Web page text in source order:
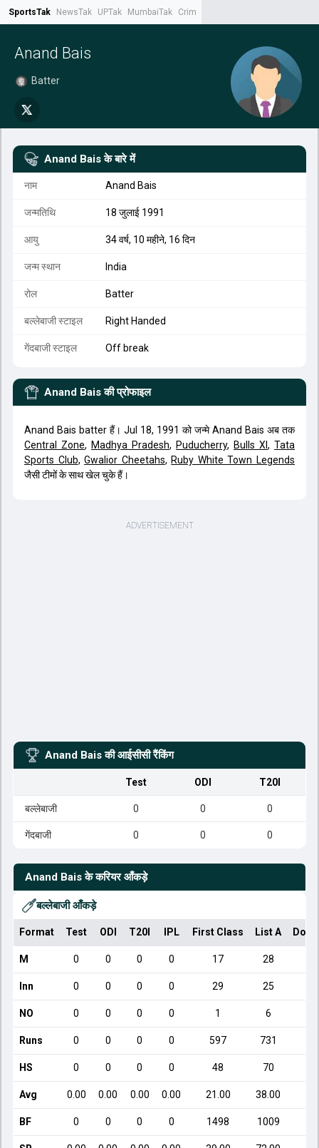
SportsTak NewsTak UPTak MumbaiTak CrimeTak
Anand Bais
Batter
Anand Bais के बारे में
नाम Anand Bais
जन्मतिथि 18 जुलाई 1991
आयु 34 वर्ष, 10 महीने, 16 दिन
जन्म स्थान India
रोल Batter
बल्लेबाजी स्टाइल Right Handed
गेंदबाजी स्टाइल Off break
Anand Bais की प्रोफाइल
Anand Bais batter हैं। Jul 18, 1991 को जन्मे Anand Bais अब तक
Central Zone, Madhya Pradesh, Puducherry, Bulls XI , Tata
Sports Club,Gwalior Cheetahs, Ruby White Town Legends
जैसी टीमों के साथ खेल चुके हैं।
Anand Bais की आईसीसी रैंकिंग
Test ODI T20I
बल्लेबाजी 0 0 0
गेंदबाजी 0 0 0
Anand Bais के करियर आँकड़े
बल्लेबाजी आँकड़े
Format Test ODI T20I IPL First Class List A
M 0 0 0 0 17 28
Inn 0 0 0 0 29 25
NO 0 0 0 0 1 6
Runs 0 0 0 0 597 731
HS 0 0 0 0 48 70
Avg 0.00 0.00 0.00 0.00 21.00 38.00
BF 0 0 0 0 1498 1009